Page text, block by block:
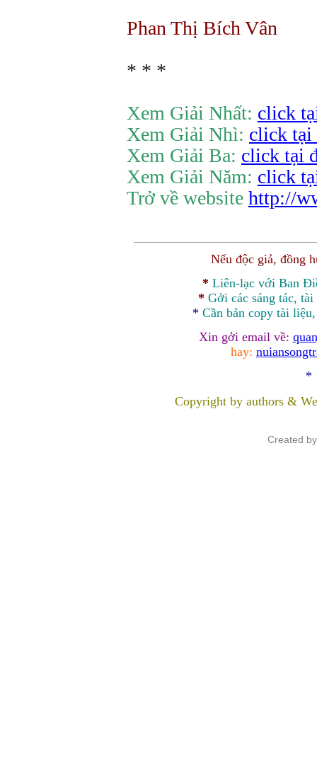
Phan Thị Bích Vân
* * *
Xem Giải Nhất: click
Xem Giải Nhì: click tại
Xem Giải Ba: click tại
Xem Giải Năm: click
Trở về website http://
Nếu độc giả, đồng
* Liên-lạc với Ban
* Gởi các sáng tác,
* Cần bản copy tài
Xin gởi email về:
hay:
*
Copyright by authors &
Created